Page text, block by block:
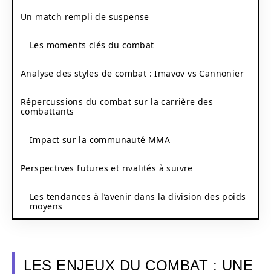
Un match rempli de suspense
Les moments clés du combat
Analyse des styles de combat : Imavov vs Cannonier
Répercussions du combat sur la carrière des
combattants
Impact sur la communauté MMA
Perspectives futures et rivalités à suivre
Les tendances à l’avenir dans la division des poids
moyens
LES ENJEUX DU COMBAT : UNE